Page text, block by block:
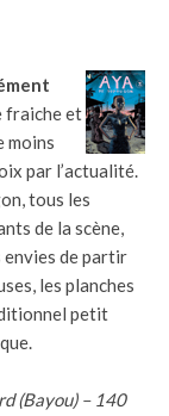
fraiche et
moins
par l’actualité.
tous les
de la scène,
de partir
les planches
petit
(Bayou) – 140